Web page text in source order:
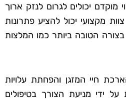
מוקדם יכולים לגרום לנזק ארוך
מקצועי יכול להציע פתרונות
הטובה ביותר כמו המלצות
חיי המזגן והפחתת עלויות
על ידי מניעת הצורך בטיפולים